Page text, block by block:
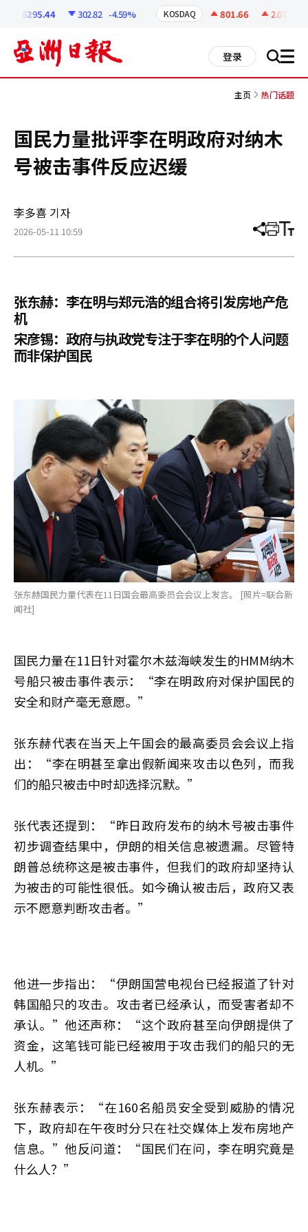
6295.44 302.82 -4.59% KOSDAQ 801.66 2.07
登录 搜 all
主页 热门话题
国民力量批评李在明政府对纳木
号被击事件反应迟缓
李多喜 기자
2026-05-11 10:59 分
章
打 调
小
张东赫：李在明与郑元浩的组合将引发房地产危
机
宋彦锡：政府与执政党专注于李在明的个人问题
而非保护国民
张东赫国民力量代表在11日国会最高委员会会议上发言。 [照片=联合新
闻社]
国民力量在11日针对霍尔木兹海峡发生的HMM纳木
号船只被击事件表示：“李在明政府对保护国民的
安全和财产毫无意愿。”
张东赫代表在当天上午国会的最高委员会会议上指
出：“李在明甚至拿出假新闻来攻击以色列，而我
们的船只被击中时却选择沉默。”
张代表还提到：“昨日政府发布的纳木号被击事件
初步调查结果中，伊朗的相关信息被遗漏。尽管特
朗普总统称这是被击事件，但我们的政府却坚持认
为被击的可能性很低。如今确认被击后，政府又表
示不愿意判断攻击者。”
他进一步指出：“伊朗国营电视台已经报道了针对
韩国船只的攻击。攻击者已经承认，而受害者却不
承认。”他还声称：“这个政府甚至向伊朗提供了
资金，这笔钱可能已经被用于攻击我们的船只的无
人机。”
张东赫表示：“在160名船员安全受到威胁的情况
下，政府却在午夜时分只在社交媒体上发布房地产
信息。”他反问道：“国民们在问，李在明究竟是
什么人？”